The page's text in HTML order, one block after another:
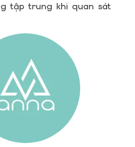
tập trung khi quan sát